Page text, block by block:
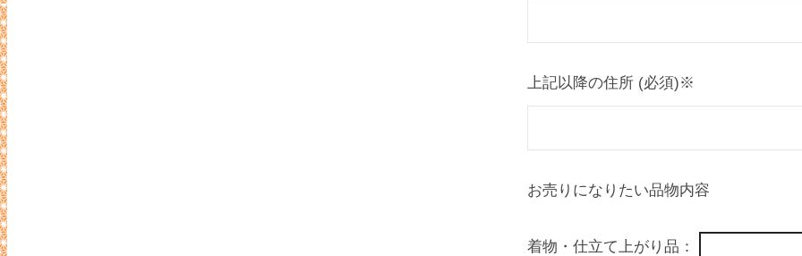
上記以降の住所 (必須)※
お売りになりたい品物内容
着物・仕立て上がり品：